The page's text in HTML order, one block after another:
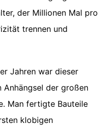
der Millionen Mal pro
trennen und
Jahren war dieser
der großen
Man fertigte Bauteile
klobigen